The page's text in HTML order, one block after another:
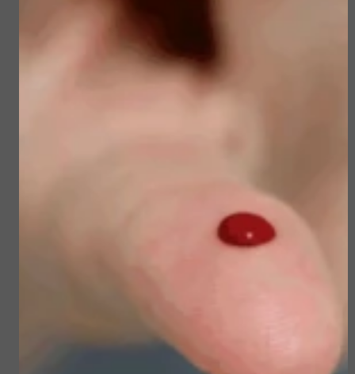
Sun Soul Invisible
Defense Stick spf 50+
€ 23,50